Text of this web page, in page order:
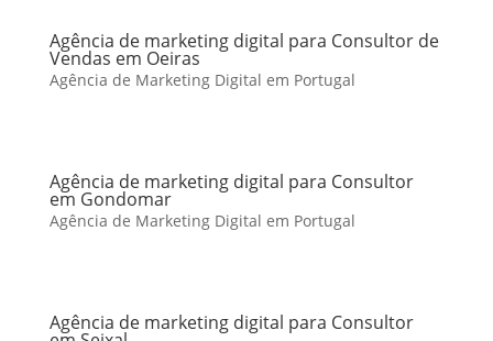
Agência de marketing digital para Consultor de
Vendas em Oeiras
Agência de Marketing Digital em Portugal
Agência de marketing digital para Consultor
em Gondomar
Agência de Marketing Digital em Portugal
Agência de marketing digital para Consultor